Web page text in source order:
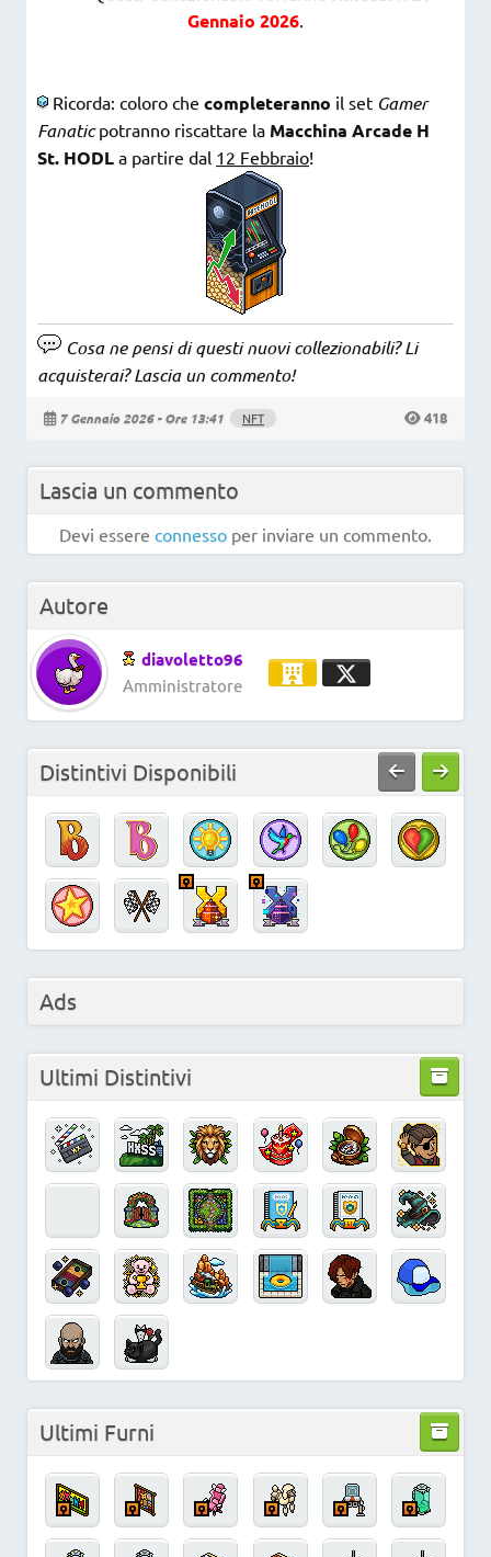
Gennaio 2026
Ricorda: coloro che completeranno il set Gamer
Fanaticpotranno riscattare la Macchina Arcade H
St. HODL a partire dal 12 Febbraio!
Cosa ne pensi di questi nuovi collezionabili? Li
acquisterai? Lascia un commento!
7 Gennaio 2026 - Ore 13:41 NFT 418
Lascia un commento
Devi essere connesso per inviare un commento.
Autore
diavoletto96
Amministratore
Distintivi Disponibili
Ads
Ultimi Distintivi
Ultimi Furni